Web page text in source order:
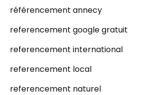
référencement annecy
referencement google gratuit
referencement international
referencement local
referencement naturel